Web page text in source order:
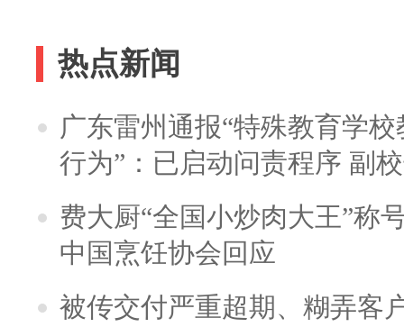
热点新闻
广东雷州通报“特殊教育学
行为”：已启动问责程序 副
费大厨“全国小炒肉大王”称
中国烹饪协会回应
被传交付严重超期、糊弄客